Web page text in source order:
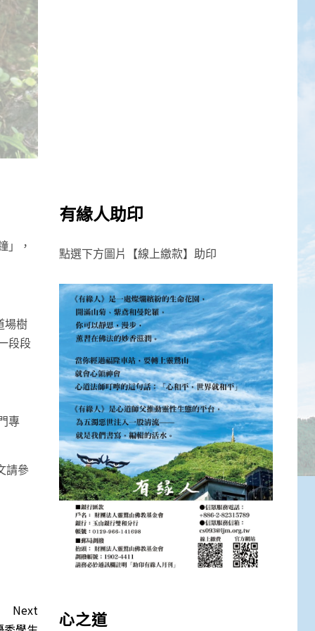
」，
場樹
段段
專
請參
Next
有緣人助印
點選下方圖片【線上繳款】助印
心之道